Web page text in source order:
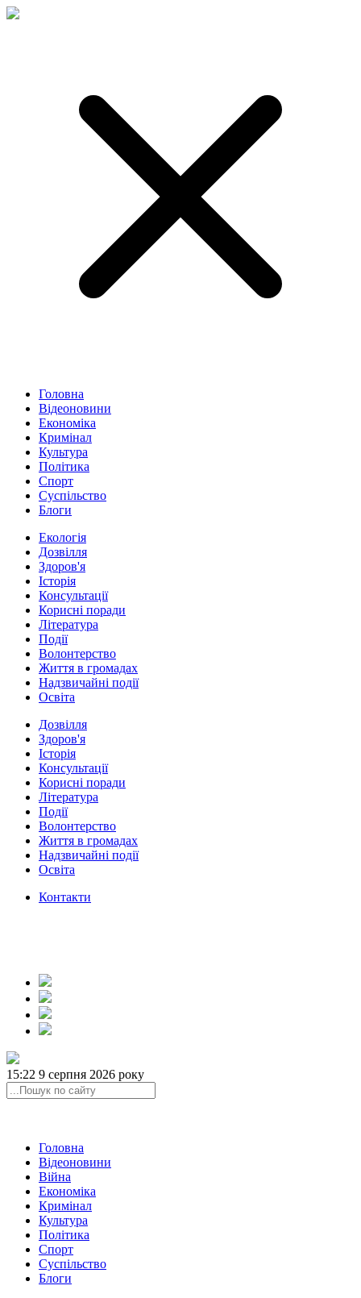
Головна
Відеоновини
Економіка
Кримінал
Культура
Політика
Спорт
Суспільство
Блоги
Екологія
Дозвілля
Здоров'я
Історія
Консультації
Корисні поради
Література
Події
Волонтерство
Життя в громадах
Надзвичайні події
Освіта
Дозвілля
Здоров'я
Історія
Консультації
Корисні поради
Література
Події
Волонтерство
Життя в громадах
Надзвичайні події
Освіта
Контакти
15:22 9 серпня 2026 року
Головна
Відеоновини
Війна
Економіка
Кримінал
Культура
Політика
Спорт
Суспільство
Блоги